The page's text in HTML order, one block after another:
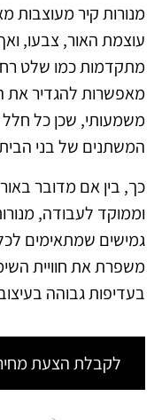
מנורות קיר
עוצמת האור, צבעו, ואף
מתקדמות כמו שלט
מאפשרות להגדיר את
משמעותי, שכן כל
המשתנים של בני
כך, בין אם מדובר
וממוקד לעבודה,
גמישים שמתאימים
משפרת את חוויית
בעדיפות גבוהה בעיצוב
לקבלת הצעת